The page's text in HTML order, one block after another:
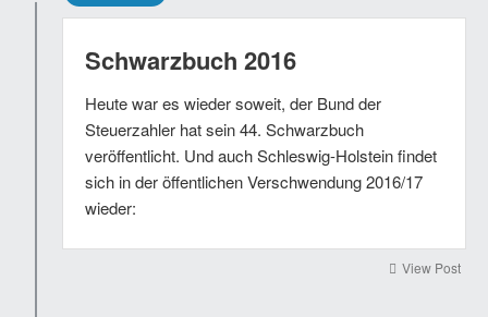
Schwarzbuch 2016
Heute war es wieder soweit, der Bund der
Steuerzahler hat sein 44. Schwarzbuch
veröffentlicht. Und auch Schleswig-Holstein findet
sich in der öffentlichen Verschwendung 2016/17
wieder:
View Post